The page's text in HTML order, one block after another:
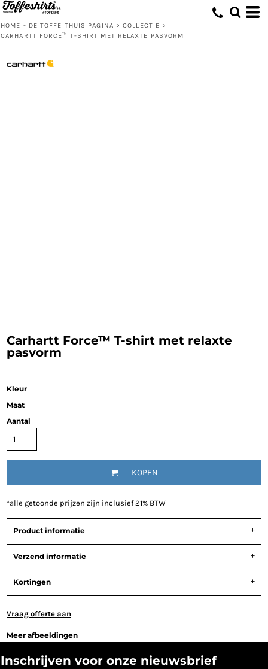
HOME - DE TOFFE THUIS PAGINA > COLLECTIE >
CARHARTT FORCE™ T-SHIRT MET RELAXTE PASVORM
Carhartt Force™ T-shirt met relaxte
pasvorm
Kleur
Maat
Aantal
KOPEN
*alle getoonde prijzen zijn inclusief 21% BTW
Product informatie
Verzend informatie
Kortingen
Vraag offerte aan
Meer afbeeldingen
Inschrijven voor onze nieuwsbrief